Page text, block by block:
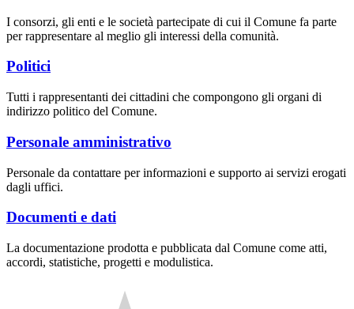
I consorzi, gli enti e le società partecipate di cui il Comune fa parte
per rappresentare al meglio gli interessi della comunità.
Politici
Tutti i rappresentanti dei cittadini che compongono gli organi di
indirizzo politico del Comune.
Personale amministrativo
Personale da contattare per informazioni e supporto ai servizi erogati
dagli uffici.
Documenti e dati
La documentazione prodotta e pubblicata dal Comune come atti,
accordi, statistiche, progetti e modulistica.